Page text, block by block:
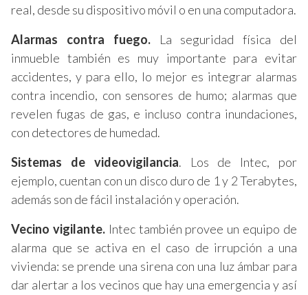
real, desde su dispositivo móvil o en una computadora.
Alarmas contra fuego.La seguridad física del
inmueble también es muy importante para evitar
accidentes, y para ello, lo mejor es integrar alarmas
contra incendio, con sensores de humo; alarmas que
revelen fugas de gas, e incluso contra inundaciones,
con detectores de humedad.
Sistemas de videovigilancia. Los de Intec, por
ejemplo, cuentan con un disco duro de 1 y 2 Terabytes,
además son de fácil instalación y operación.
Vecino vigilante.Intec también provee un equipo de
alarma que se activa en el caso de irrupción a una
vivienda: se prende una sirena con una luz ámbar para
dar alertar a los vecinos que hay una emergencia y así